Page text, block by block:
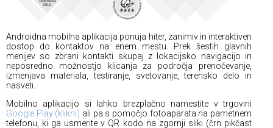
Androidna mobilna aplikacija ponuja hiter, zanimiv in interaktiven
dostop do kontaktov na enem mestu. Prek šestih glavnih
menijev so zbrani kontakti skupaj z lokacijsko navigacijo in
neposredno možnostjo klicanja za področja prenočevanje,
izmenjava materiala, testiranje, svetovanje, terensko delo in
nasveti.
Mobilno aplikacijo si lahko brezplačno namestite v trgovini
Google Play (klikni) ali pa s pomočjo fotoaparata na pametnem
telefonu, ki ga usmerite v QR kodo na zgornji sliki (črn pikčast